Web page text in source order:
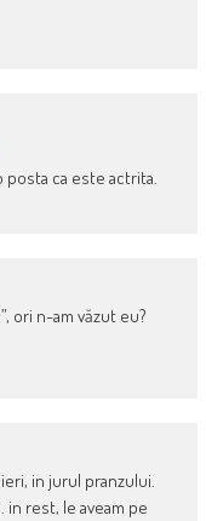
posta ca este actrita.
ori n-am văzut eu?
ieri, in jurul pranzului.
rest, le aveam pe